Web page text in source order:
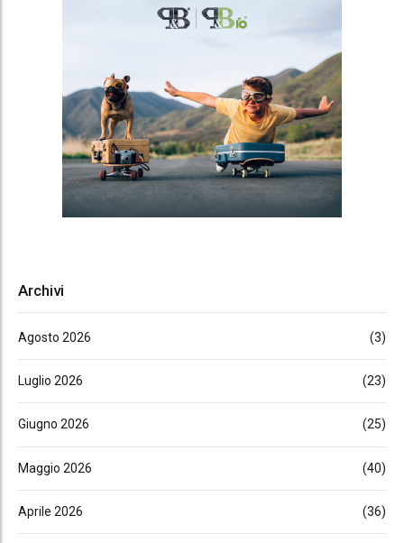
Archivi
Agosto 2026 (3)
Luglio 2026 (23)
Giugno 2026 (25)
Maggio 2026 (40)
Aprile 2026 (36)